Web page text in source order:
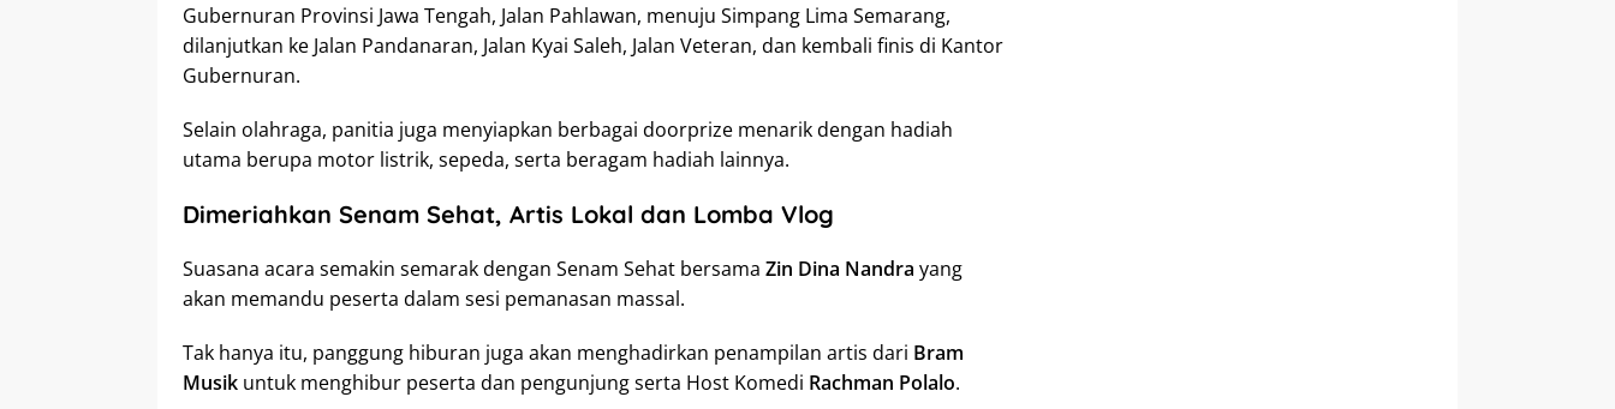
Gubernuran Provinsi Jawa Tengah, Jalan Pahlawan, menuju Simpang Lima Semarang,
dilanjutkan ke Jalan Pandanaran, Jalan Kyai Saleh, Jalan Veteran, dan kembali finis di Kantor
Gubernuran.
Selain olahraga, panitia juga menyiapkan berbagai doorprize menarik dengan hadiah
utama berupa motor listrik, sepeda, serta beragam hadiah lainnya.
Dimeriahkan Senam Sehat, Artis Lokal dan Lomba Vlog
Suasana acara semakin semarak dengan Senam Sehat bersama Zin Dina Nandra yang
akan memandu peserta dalam sesi pemanasan massal.
Tak hanya itu, panggung hiburan juga akan menghadirkan penampilan artis dari Bram
Musik untuk menghibur peserta dan pengunjung serta Host Komedi Rachman Polalo.